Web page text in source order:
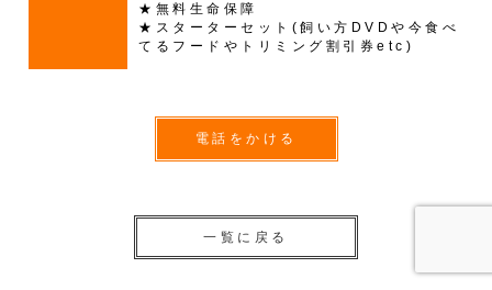
★無料生命保障
★スターターセット(飼い方DVDや今食べ
てるフードやトリミング割引券etc)
電話をかける
一覧に戻る